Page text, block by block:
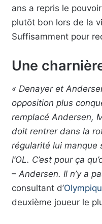
ans a repris le
plutôt bon lors de la
Suffisamment pour
Une
« Denayer et
opposition plus
remplacé Andersen,
doit rentrer dans la
régularité lui manque
l’OL. C’est pour ça
– Andersen. Il n’y a
consultant d’
deuxième joueur le